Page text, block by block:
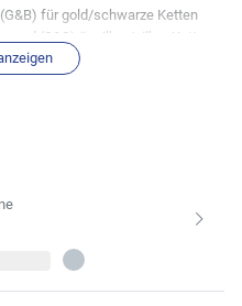
für gold/schwarze Ketten
und (S&S) ür silber/silber Ketten.
schwarz), haben keine
im Kettensatz:
daher weisen wir ausdrücklich
hier angezeigten
Artikel von uns. Bei
mal undokumentierte
durchgeführt, so dass die hier